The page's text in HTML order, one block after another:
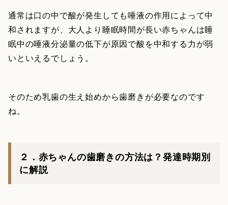
通常は口の中で酸が発生しても唾液の作用によって中
和されますが、大人より睡眠時間が長い赤ちゃんは睡
眠中の唾液分泌量の低下が原因で酸を中和する力が弱
いといえるでしょう。
そのため乳歯の生え始めから歯磨きが必要なのです
ね。
２．赤ちゃんの歯磨きの方法は？発達時期別
に解説